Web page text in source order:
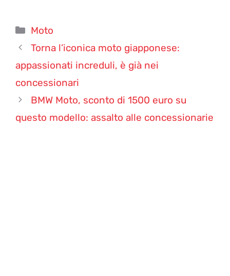
Categorie
Moto
Torna l’iconica moto giapponese:
appassionati increduli, è già nei
concessionari
BMW Moto, sconto di 1500 euro su
questo modello: assalto alle concessionarie